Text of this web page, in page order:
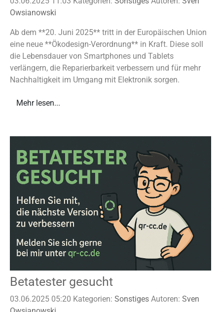
Owsianowski
Ab dem **20. Juni 2025** tritt in der Europäischen Union
eine neue **Ökodesign-Verordnung** in Kraft. Diese soll
die Lebensdauer von Smartphones und Tablets
verlängern, die Reparierbarkeit verbessern und für mehr
Nachhaltigkeit im Umgang mit Elektronik sorgen.
Mehr lesen...
Betatester gesucht
03.06.2025 05:20 Kategorien: Sonstiges Autoren: Sven